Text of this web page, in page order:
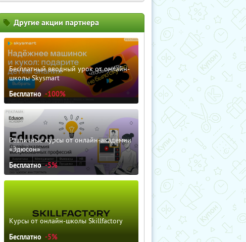
Другие акции партнера
Бесплатный вводный урок от онлайн-
школы Skysmart
Бесплатно -100%
Различные курсы от онлайн-академии
«Эдюсон»
Бесплатно -5%
Курсы от онлайн-школы Skillfactory
Бесплатно -5%